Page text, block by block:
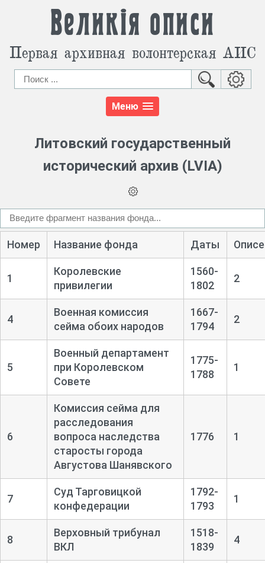
Великія описи
Первая архивная волонтерская АИС
Меню
Литовский государственный
исторический архив (LVIA)
Номер Название фонда Даты
1
Королевские
привилегии
1560-
1802
2
4
Военная комиссия
сейма обоих народов
1667-
1794
2
5
Военный департамент
при Королевском
Совете
1775-
1788
1
6
Комиссия сейма для
расследования
вопроса наследства
старосты города
Августова Шанявского
1776 1
7
Суд Тарговицкой
конфедерации
1792-
1793
1
8
Верховный трибунал
ВКЛ
1518-
1839
4